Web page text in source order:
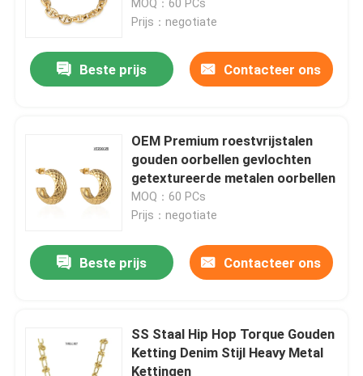
MOQ：60 PCs
Prijs：negotiate
Beste prijs Contacteer ons
OEM Premium roestvrijstalen
gouden oorbellen gevlochten
getextureerde metalen oorbellen
MOQ：60 PCs
Prijs：negotiate
Beste prijs Contacteer ons
SS Staal Hip Hop Torque Gouden
Ketting Denim Stijl Heavy Metal
Kettingen